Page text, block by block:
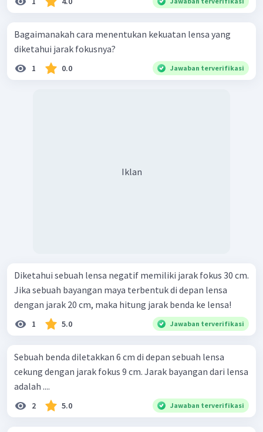
Bagaimanakah cara menentukan kekuatan lensa yang
diketahui jarak fokusnya?
1 0.0 Jawaban terverifikasi
Iklan
Diketahui sebuah lensa negatif memiliki jarak fokus 30 cm.
Jika sebuah bayangan maya terbentuk di depan lensa
dengan jarak 20 cm, maka hitung jarak benda ke lensa!
1 5.0 Jawaban terverifikasi
Sebuah benda diletakkan 6 cm di depan sebuah lensa
cekung dengan jarak fokus 9 cm. Jarak bayangan dari lensa
adalah ....
2 5.0 Jawaban terverifikasi